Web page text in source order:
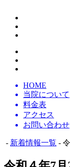
HOME
当院について
料金表
アクセス
お問い合わせ
- 新着情報一覧 -